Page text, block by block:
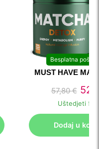
Besplatna
MUST HAVE
57,80€
Uštedjeti
Dodaj u